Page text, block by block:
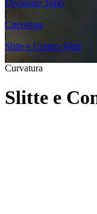
Divisione Tubo
|
Curvatura
|
Slitte e Contro-Slitte
|
Curvatura
Slitte e